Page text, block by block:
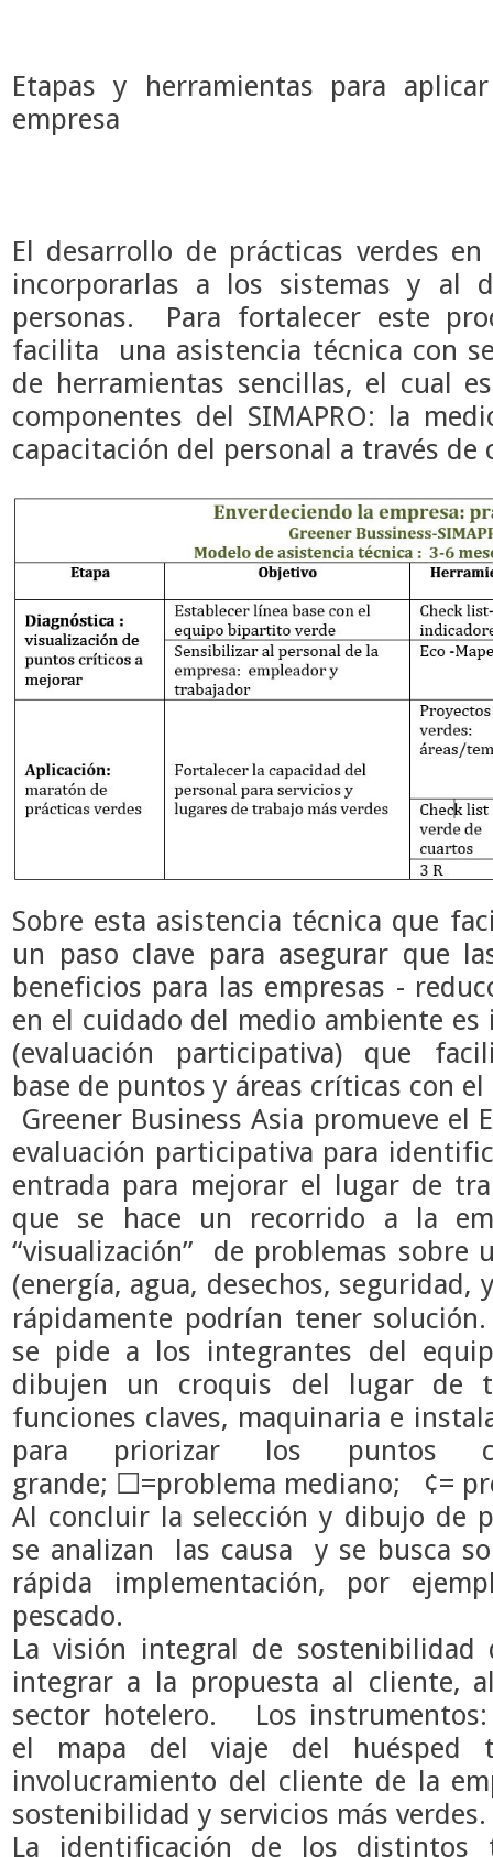
Etapas y herramientas para
empresa
El desarrollo de prácticas verdes
incorporarlas a los sistemas y al
personas. Para fortalecer este
facilita una asistencia técnica con
de herramientas sencillas, el cual
componentes del SIMAPRO: la
capacitación del personal a través
Sobre esta asistencia técnica que
un paso clave para asegurar que
beneficios para las empresas -
en el cuidado del medio ambiente
(evaluación participativa) que
base de puntos y áreas críticas con
Greener Business Asia promueve el
evaluación participativa para
entrada para mejorar el lugar de
que se hace un recorrido a la
“visualización” de problemas sobre
(energía, agua, desechos,
rápidamente podrían tener
se pide a los integrantes del
dibujen un croquis del lugar de
funciones claves, maquinaria e
para priorizar los puntos
grande; ☐=problema mediano; ¢=
Al concluir la selección y dibujo de
se analizan las causa y se busca
rápida implementación, por
pescado.
La visión integral de sostenibilidad
integrar a la propuesta al cliente,
sector hotelero. Los
el mapa del viaje del huésped
involucramiento del cliente de la
sostenibilidad y servicios más verdes.
La identificación de los distintos